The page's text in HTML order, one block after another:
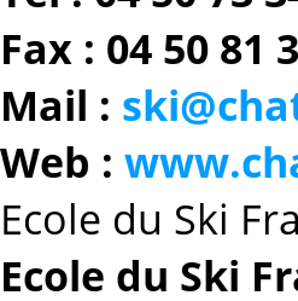
Fax : 04 50 81
Mail :
Web :
Ecole du Ski
Ecole du Ski